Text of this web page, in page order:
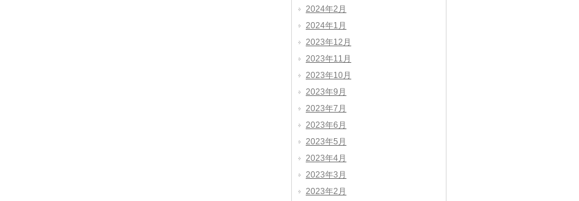
2024年2月
2024年1月
2023年12月
2023年11月
2023年10月
2023年9月
2023年7月
2023年6月
2023年5月
2023年4月
2023年3月
2023年2月